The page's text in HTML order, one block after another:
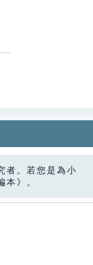
者。若您是為小
本》。